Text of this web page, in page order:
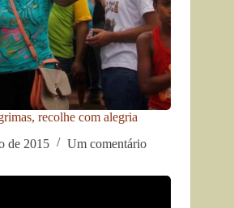
recolhe com alegria
de 2015
Um comentário